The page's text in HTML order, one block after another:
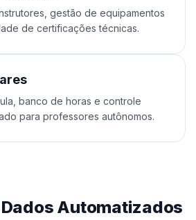
gestão de equipamentos
de certificações técnicas.
banco de horas e controle
para professores autônomos.
Automatizados